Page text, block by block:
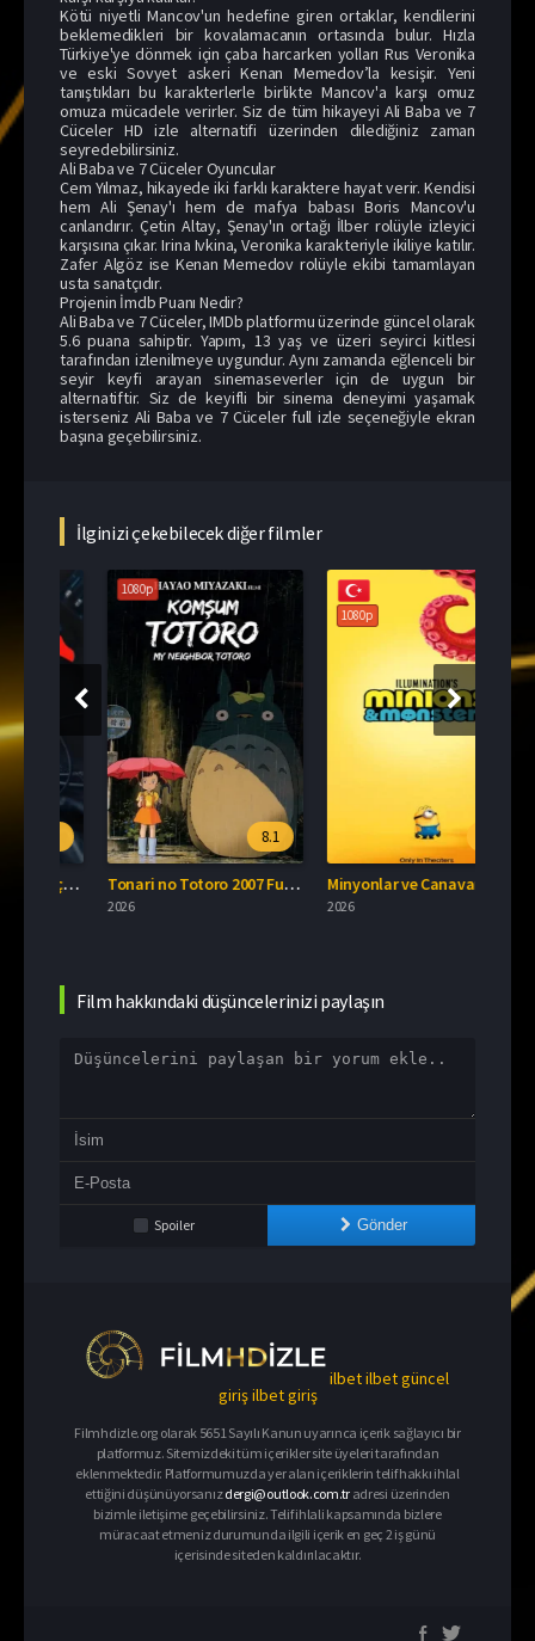
Kötü niyetli Mancov'un hedefine giren ortaklar, kendilerini
beklemedikleri bir kovalamacanın ortasında bulur. Hızla
Türkiye'ye dönmek için çaba harcarken yolları Rus Veronika
ve eski Sovyet askeri Kenan Memedov’la kesişir. Yeni
tanıştıkları bu karakterlerle birlikte Mancov'a karşı omuz
omuza mücadele verirler. Siz de tüm hikayeyi Ali Baba ve 7
Cüceler HD izle alternatifi üzerinden dilediğiniz zaman
seyredebilirsiniz.
Ali Baba ve 7 Cüceler Oyuncular
Cem Yılmaz, hikayede iki farklı karaktere hayat verir. Kendisi
hem Ali Şenay'ı hem de mafya babası Boris Mancov'u
canlandırır. Çetin Altay, Şenay'ın ortağı İlber rolüyle izleyici
karşısına çıkar. Irina Ivkina, Veronika karakteriyle ikiliye katılır.
Zafer Algöz ise Kenan Memedov rolüyle ekibi tamamlayan
usta sanatçıdır.
Projenin İmdb Puanı Nedir?
Ali Baba ve 7 Cüceler, IMDb platformu üzerinde güncel olarak
5.6 puana sahiptir. Yapım, 13 yaş ve üzeri seyirci kitlesi
tarafından izlenilmeye uygundur. Aynı zamanda eğlenceli bir
seyir keyfi arayan sinemaseverler için de uygun bir
alternatiftir. Siz de keyifli bir sinema deneyimi yaşamak
isterseniz Ali Baba ve 7 Cüceler full izle seçeneğiyle ekran
başına geçebilirsiniz.
İlginizi çekebilecek diğer filmler
6.7
Güçlü Balad (2026) Türkçe Dublaj İzle
1080p
Tonari no Totoro 2007 Full İzle
1080p
Film hakkındaki düşüncelerinizi paylaşın
Spoiler Gönder
ilbetilbet güncel
girişilbet giriş
Filmhdizle.org olarak 5651 Sayılı Kanun uyarınca içerik sağlayıcı bir
platformuz. Sitemizdeki tüm içerikler site üyeleri tarafından
eklenmektedir. Platformumuzda yer alan içeriklerin telif hakkı ihlal
ettiğini düşünüyorsanızdergi@outlook.com.tr adresi üzerinden
bizimle iletişime geçebilirsiniz. Telif ihlali kapsamında bizlere
müracaat etmeniz durumunda ilgili içerik en geç 2 iş günü
içerisinde siteden kaldırılacaktır.